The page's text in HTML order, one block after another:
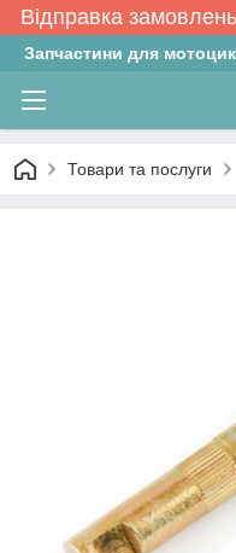
Відправка
Запчастини для
Товари та послуги